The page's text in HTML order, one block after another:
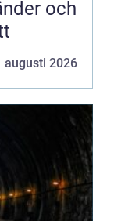
augusti 2026